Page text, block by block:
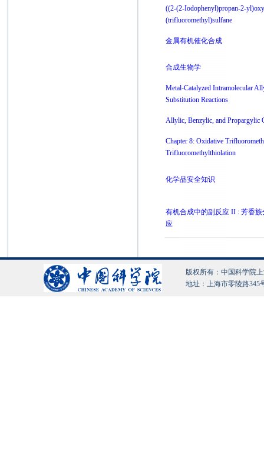
((2-(2-Iodophenyl)propan-2-
(trifluoromethyl)sulfane
金属有机催化合成
合成生物学
Metal-Catalyzed Intramolecular
Substitution Reactions
Allylic, Benzylic, and Propargylic
Chapter 8: Oxidative
Trifluoromethylthiolation
化学品安全知识
有机合成中的副反应 II : 芳香
应
版权所有：中国科学院
地址：上海市零陵路345